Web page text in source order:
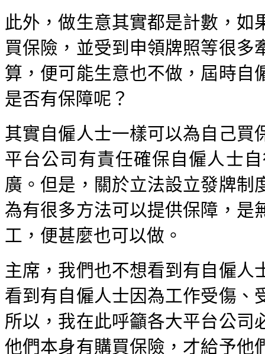
此外，做生意其實都是計數，如
買保險，並受到申領牌照等很多
算，便可能生意也不做，屆時自
是否有保障呢？
其實自僱人士一樣可以為自己買
平台公司有責任確保自僱人士
廣。但是，關於立法設立發牌制
為有很多方法可以提供保障，是
工，便甚麼也可以做。
主席，我們也不想看到有自僱人
看到有自僱人士因為工作受傷、
所以，我在此呼籲各大平台公司
他們本身有購買保險，才給予他